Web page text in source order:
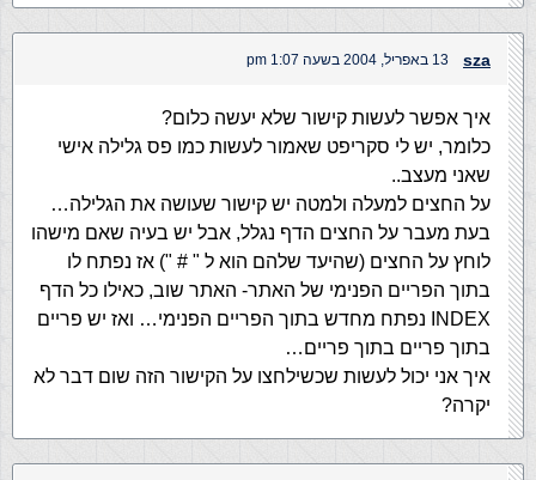
sza 13 באפריל, 2004 בשעה 1:07 pm
איך אפשר לעשות קישור שלא יעשה כלום?
כלומר, יש לי סקריפט שאמור לעשות כמו פס גלילה אישי
שאני מעצב..
על החצים למעלה ולמטה יש קישור שעושה את הגלילה…
בעת מעבר על החצים הדף נגלל, אבל יש בעיה שאם מישהו
לוחץ על החצים (שהיעד שלהם הוא ל " # ") אז נפתח לו
בתוך הפריים הפנימי של האתר- האתר שוב, כאילו כל הדף
INDEX נפתח מחדש בתוך הפריים הפנימי… ואז יש פריים
בתוך פריים בתוך פריים…
איך אני יכול לעשות שכשילחצו על הקישור הזה שום דבר לא
יקרה?